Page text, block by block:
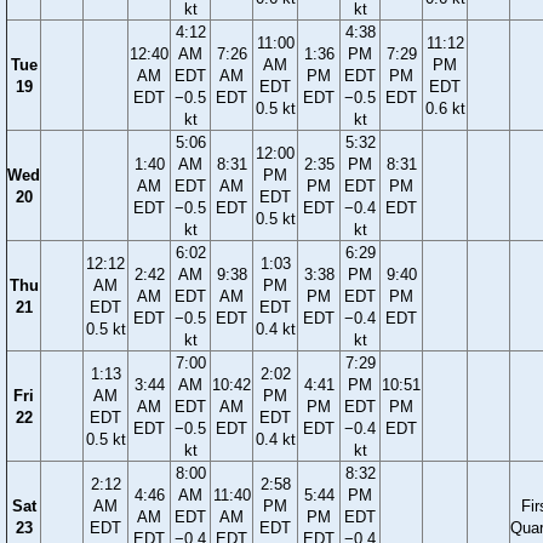
kt
kt
Tue
19
12:40
AM
EDT
4:12
AM
EDT
−0.5
kt
7:26
AM
EDT
11:00
AM
EDT
0.5 kt
1:36
PM
EDT
4:38
PM
EDT
−0.5
kt
7:29
PM
EDT
11:12
PM
EDT
0.6 kt
Wed
20
1:40
AM
EDT
5:06
AM
EDT
−0.5
kt
8:31
AM
EDT
12:00
PM
EDT
0.5 kt
2:35
PM
EDT
5:32
PM
EDT
−0.4
kt
8:31
PM
EDT
Thu
21
12:12
AM
EDT
0.5 kt
2:42
AM
EDT
6:02
AM
EDT
−0.5
kt
9:38
AM
EDT
1:03
PM
EDT
0.4 kt
3:38
PM
EDT
6:29
PM
EDT
−0.4
kt
9:40
PM
EDT
Fri
22
1:13
AM
EDT
0.5 kt
3:44
AM
EDT
7:00
AM
EDT
−0.5
kt
10:42
AM
EDT
2:02
PM
EDT
0.4 kt
4:41
PM
EDT
7:29
PM
EDT
−0.4
kt
10:51
PM
EDT
Sat
23
2:12
AM
EDT
4:46
AM
EDT
8:00
AM
EDT
−0.4
11:40
AM
EDT
2:58
PM
EDT
5:44
PM
EDT
8:32
PM
EDT
−0.4